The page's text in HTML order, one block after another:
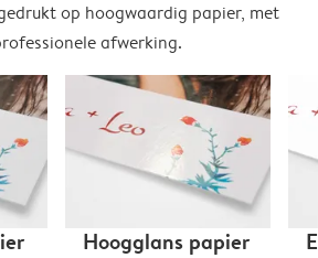
op hoogwaardig papier, met
afwerking.
Hoogglans papier